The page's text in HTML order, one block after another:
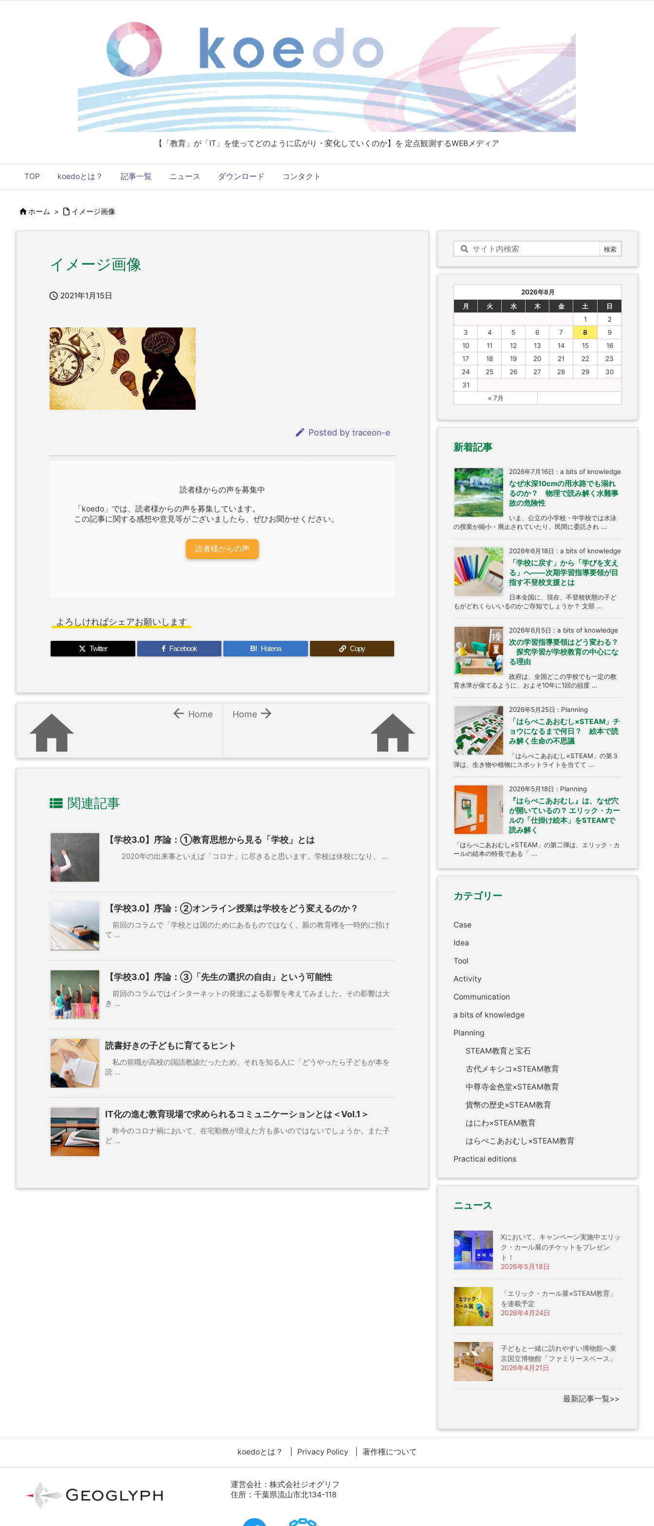
【「教育」が「IT」を使ってどのように広がり・変化していくのか】を 定点観測するWEBメディア
TOP koedoとは？ 記事一覧 ニュース ダウンロード コンタクト
ホーム >  イメージ画像
イメージ画像
 2021年1月15日
 Posted by traceon-e
読者様からの声を募集中
「koedo」では、読者様からの声を募集しています。
この記事に関する感想や意見等がございましたら、ぜひお聞かせください。
読者様からの声
よろしければシェアお願いします
Twitter Facebook B! Hatena Copy


Home
  Home
 関連記事
【学校3.0】序論：①教育思想から見る「学校」とは
2020年の出来事といえば「コロナ」に尽きると思います。学校は休校になり、 ...
【学校3.0】序論：②オンライン授業は学校をどう変えるのか？
前回のコラムで「学校とは国のためにあるものではなく、親の教育権を一時的に預け
て ...
【学校3.0】序論：③「先生の選択の自由」という可能性
前回のコラムではインターネットの発達による影響を考えてみました。その影響は大
き ...
読書好きの子どもに育てるヒント
私の前職が高校の国語教諭だったため、それを知る人に「どうやったら子どもが本を
読 ...
IT化の進む教育現場で求められるコミュニケーションとは＜Vol.1＞
昨今のコロナ禍において、在宅勤務が増えた方も多いのではないでしょうか。また子
ど ...
2026年8月
月
火 水 木 金 土
日
1
2
3
4 5 6 7 8
9
10
11 12 13 14 15
16
17
18 19 20 21 22
23
24
25 26 27 28 29
30
31
« 7月
新着記事
2026年7月16日 : a bits of knowledge
なぜ水深10cmの用水路でも溺れ
るのか？ 物理で読み解く水難事
故の危険性
いま、公立の小学校・中学校では水泳
の授業が縮小・廃止されていたり、民間に委託され ...
2026年6月18日 : a bits of knowledge
「学校に戻す」から「学びを支え
る」へ――次期学習指導要領が目
指す不登校支援とは
日本全国に、現在、不登校状態の子ど
もがどれくらいいるのかご存知でしょうか？ 文部 ...
2026年6月5日 : a bits of knowledge
次の学習指導要領はどう変わる？
探究学習が学校教育の中心にな
る理由
政府は、全国どこの学校でも一定の教
育水準が保てるように、およそ10年に1回の頻度 ...
2026年5月25日 : Planning
「はらぺこあおむし×STEAM」チ
ョウになるまで何日？ 絵本で読
み解く生命の不思議
「はらぺこあおむし×STEAM」の第３
弾は、生き物や植物にスポットライトを当てて ...
2026年5月18日 : Planning
『はらぺこあおむし』は、なぜ穴
が開いているの？ エリック・カー
ルの「仕掛け絵本」をSTEAMで
読み解く
「はらぺこあおむし×STEAM」の第二弾は、エリック・カ
ールの絵本の特長である「 ...
カテゴリー
Case
Idea
Tool
Activity
Communication
a bits of knowledge
Planning
STEAM教育と宝石
古代メキシコ×STEAM教育
中尊寺金色堂×STEAM教育
貨幣の歴史×STEAM教育
はにわ×STEAM教育
はらぺこあおむし×STEAM教育
Practical editions
ニュース
Xにおいて、キャンペーン実施中エリッ
ク・カール展のチケットをプレゼン
ト！
2026年5月18日
「エリック・カール展×STEAM教育」
を連載予定
2026年4月24日
子どもと一緒に訪れやすい博物館へ東
京国立博物館「ファミリースペース」
2026年4月21日
最新記事一覧>>
koedoとは？ Privacy Policy 著作権について
運営会社： 株式会社ジオグリフ
住所：千葉県流山市北134-118